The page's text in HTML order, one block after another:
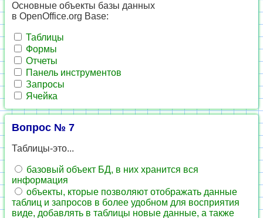
Основные объекты базы данных
в OpenOffice.org Base:
Таблицы
Формы
Отчеты
Панель инструментов
Запросы
Ячейка
Вопрос № 7
Таблицы-это...
базовый объект БД, в них хранится вся
информация
объекты, кторые позволяют отображать данные
таблиц и запросов в более удобном для восприятия
виде, добавлять в таблицы новые данные, а также